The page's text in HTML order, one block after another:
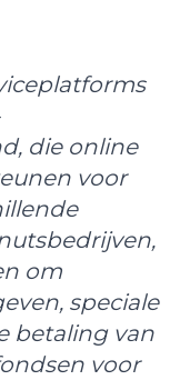
die online
voor
om
speciale
betaling van
voor